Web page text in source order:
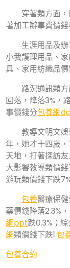
穿著類方面
著加工辦事費價錢
生涯用品及
小我護理用品、
具、家用紡織品
路況通訊類方
回落，降落3%，
事價錢分包養網
教導文明文
年，她才十四歲
天地，打著探訪
大影響教導類價錢
游玩類價錢下跌
包養醫療保
藥價錢降落2.3%
網ppt跌0.3%；
網類價錢下跌1.包
包養合約